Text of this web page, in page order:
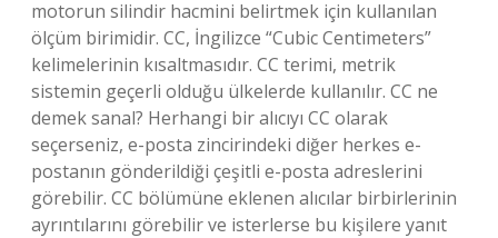
motorun silindir hacmini belirtmek için kullanılan
ölçüm birimidir. CC, İngilizce “Cubic Centimeters”
kelimelerinin kısaltmasıdır. CC terimi, metrik
sistemin geçerli olduğu ülkelerde kullanılır. CC ne
demek sanal? Herhangi bir alıcıyı CC olarak
seçerseniz, e-posta zincirindeki diğer herkes e-
postanın gönderildiği çeşitli e-posta adreslerini
görebilir. CC bölümüne eklenen alıcılar birbirlerinin
ayrıntılarını görebilir ve isterlerse bu kişilere yanıt